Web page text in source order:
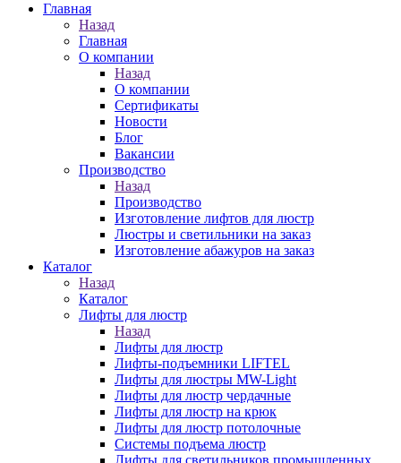
Главная
Назад
Главная
О компании
Назад
О компании
Сертификаты
Новости
Блог
Вакансии
Производство
Назад
Производство
Изготовление лифтов для люстр
Люстры и светильники на заказ
Изготовление абажуров на заказ
Каталог
Назад
Каталог
Лифты для люстр
Назад
Лифты для люстр
Лифты-подъемники LIFTEL
Лифты для люстры MW-Light
Лифты для люстр чердачные
Лифты для люстр на крюк
Лифты для люстр потолочные
Системы подъема люстр
Лифты для светильников промышленных